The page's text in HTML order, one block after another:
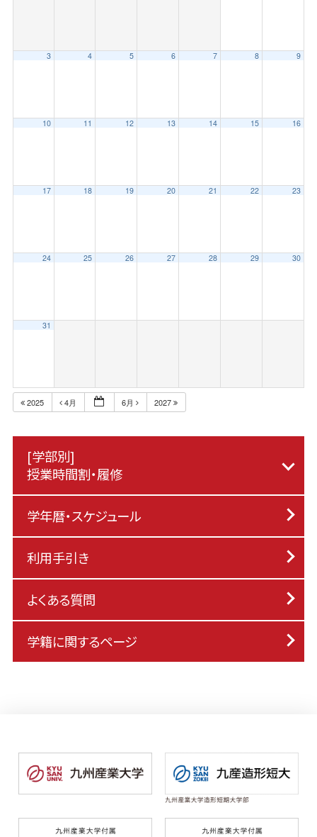
3 4 5 6 7 8 9
10 11 12 13 14 15 16
17 18 19 20 21 22 23
24 25 26 27 28 29 30
31
2025 4月 6月 2027
[学部別]
授業時間割・履修
学年暦・スケジュール
利用手引き
よくある質問
学籍に関するページ